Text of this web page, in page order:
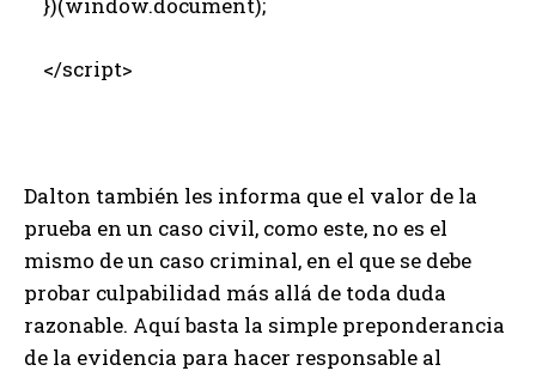
</script>
Dalton también les informa que el valor de la
prueba en un caso civil, como este, no es el
mismo de un caso criminal, en el que se debe
probar culpabilidad más allá de toda duda
razonable. Aquí basta la simple preponderancia
de la evidencia para hacer responsable al